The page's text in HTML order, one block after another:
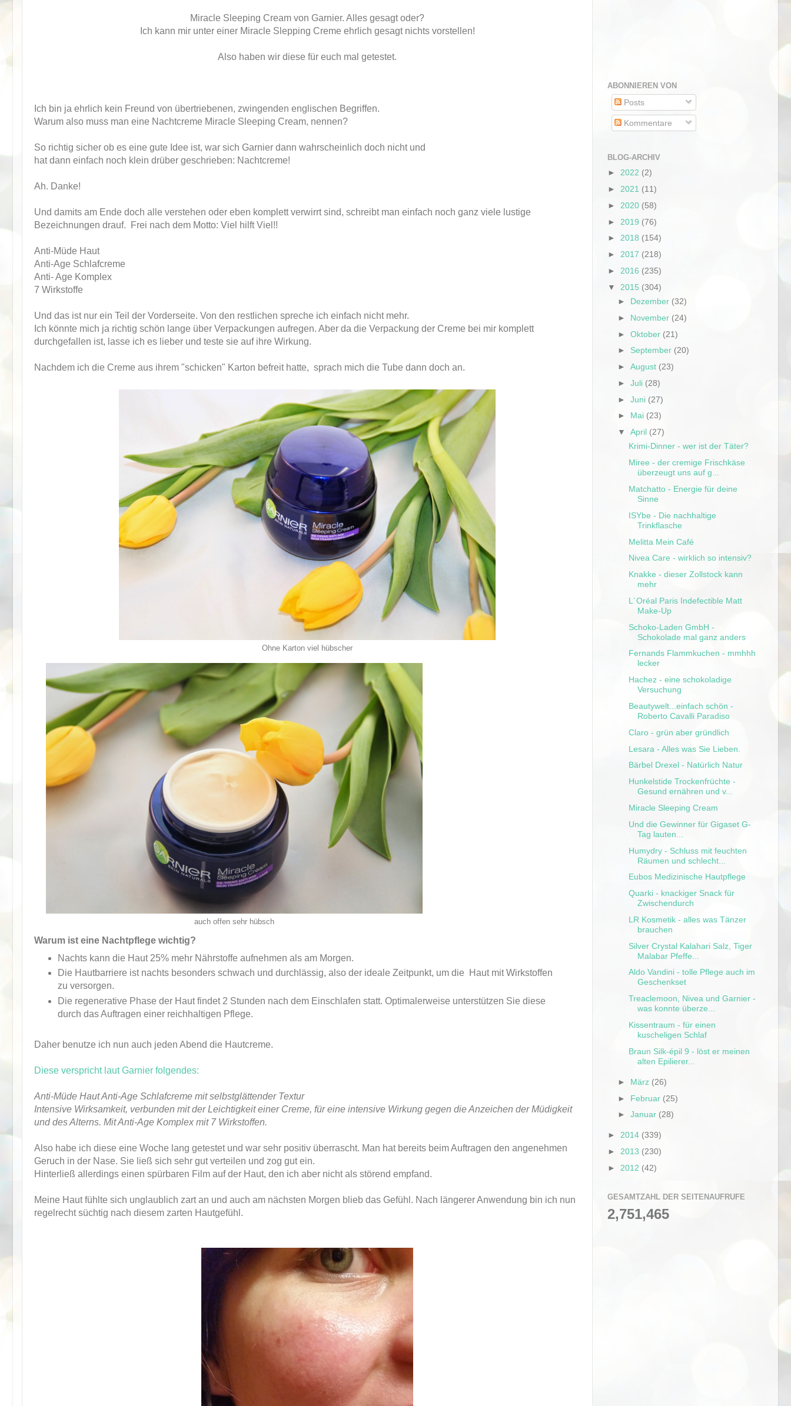
Miracle Sleeping Cream von Garnier. Alles gesagt oder?
Ich kann mir unter einer Miracle Slepping Creme ehrlich gesagt nichts vorstellen!
Also haben wir diese für euch mal getestet.
Ich bin ja ehrlich kein Freund von übertriebenen, zwingenden englischen Begriffen.
Warum also muss man eine Nachtcreme Miracle Sleeping Cream, nennen?
So richtig sicher ob es eine gute Idee ist, war sich Garnier dann wahrscheinlich doch nicht und
hat dann einfach noch klein drüber geschrieben: Nachtcreme!
Ah. Danke!
Und damits am Ende doch alle verstehen oder eben komplett verwirrt sind, schreibt man einfach noch ganz viele lustige
Bezeichnungen drauf. Frei nach dem Motto: Viel hilft Viel!!
Anti-Müde Haut
Anti-Age Schlafcreme
Anti- Age Komplex
7 Wirkstoffe
Und das ist nur ein Teil der Vorderseite. Von den restlichen spreche ich einfach nicht mehr.
Ich könnte mich ja richtig schön lange über Verpackungen aufregen. Aber da die Verpackung der Creme bei mir komplett
durchgefallen ist, lasse ich es lieber und teste sie auf ihre Wirkung.
Nachdem ich die Creme aus ihrem "schicken" Karton befreit hatte, sprach mich die Tube dann doch an.
Ohne Karton viel hübscher
auch offen sehr hübsch
Warum ist eine Nachtpflege wichtig?
Nachts kann die Haut 25% mehr Nährstoffe aufnehmen als am Morgen.
Die Hautbarriere ist nachts besonders schwach und durchlässig, also der ideale Zeitpunkt, um die Haut mit Wirkstoffen
zu versorgen.
Die regenerative Phase der Haut findet 2 Stunden nach dem Einschlafen statt. Optimalerweise unterstützen Sie diese
durch das Auftragen einer reichhaltigen Pflege.
Daher benutze ich nun auch jeden Abend die Hautcreme.
Diese verspricht laut Garnier folgendes:
Anti-Müde Haut Anti-Age Schlafcreme mit selbstglättender Textur
Intensive Wirksamkeit, verbunden mit der Leichtigkeit einer Creme, für eine intensive Wirkung gegen die Anzeichen der Müdigkeit
und des Alterns. Mit Anti-Age Komplex mit 7 Wirkstoffen.
Also habe ich diese eine Woche lang getestet und war sehr positiv überrascht. Man hat bereits beim Auftragen den angenehmen
Geruch in der Nase. Sie ließ sich sehr gut verteilen und zog gut ein.
Hinterließ allerdings einen spürbaren Film auf der Haut, den ich aber nicht als störend empfand.
Meine Haut fühlte sich unglaublich zart an und auch am nächsten Morgen blieb das Gefühl. Nach längerer Anwendung bin ich nun
regelrecht süchtig nach diesem zarten Hautgefühl.
ABONNIEREN VON
Posts
Kommentare
BLOG-ARCHIV
► 2022 (2)
► 2021 (11)
► 2020 (58)
► 2019 (76)
► 2018 (154)
► 2017 (218)
► 2016 (235)
▼ 2015 (304)
► Dezember (32)
► November (24)
►Oktober (21)
► September (20)
►August (23)
►Juli (28)
►Juni (27)
► Mai (23)
▼April (27)
Krimi-Dinner - wer ist der Täter?
Miree - der cremige Frischkäse
überzeugt uns auf g...
Matchatto - Energie für deine
Sinne
ISYbe - Die nachhaltige
Trinkflasche
Melitta Mein Café
Nivea Care - wirklich so intensiv?
Knakke - dieser Zollstock kann
mehr
L´Oréal Paris Indefectible Matt
Make-Up
Schoko-Laden GmbH -
Schokolade mal ganz anders
Fernands Flammkuchen - mmhhh
lecker
Hachez - eine schokoladige
Versuchung
Beautywelt...einfach schön -
Roberto Cavalli Paradiso
Claro - grün aber gründlich
Lesara - Alles was Sie Lieben.
Bärbel Drexel - Natürlich Natur
Hunkelstide Trockenfrüchte -
Gesund ernähren und v...
Miracle Sleeping Cream
Und die Gewinner für Gigaset G-
Tag lauten...
Humydry - Schluss mit feuchten
Räumen und schlecht...
Eubos Medizinische Hautpflege
Quarki - knackiger Snack für
Zwischendurch
LR Kosmetik - alles was Tänzer
brauchen
Silver Crystal Kalahari Salz, Tiger
Malabar Pfeffe...
Aldo Vandini - tolle Pflege auch im
Geschenkset
Treaclemoon, Nivea und Garnier -
was konnte überze...
Kissentraum - für einen
kuscheligen Schlaf
Braun Silk-épil 9 - löst er meinen
alten Epilierer...
► März (26)
► Februar (25)
►Januar (28)
► 2014 (339)
► 2013 (230)
► 2012 (42)
GESAMTZAHL DER SEITENAUFRUFE
2,751,465